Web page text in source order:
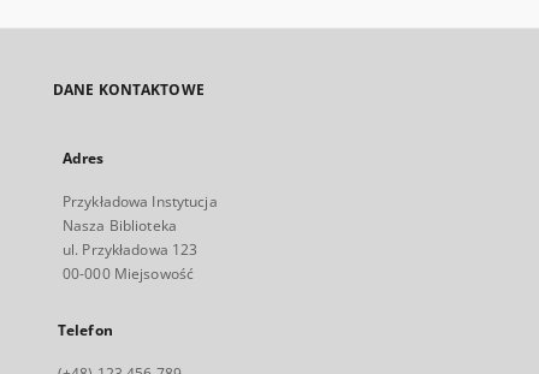
DANE KONTAKTOWE
Adres
Przykładowa Instytucja
Nasza Biblioteka
ul. Przykładowa 123
00-000 Miejsowość
Telefon